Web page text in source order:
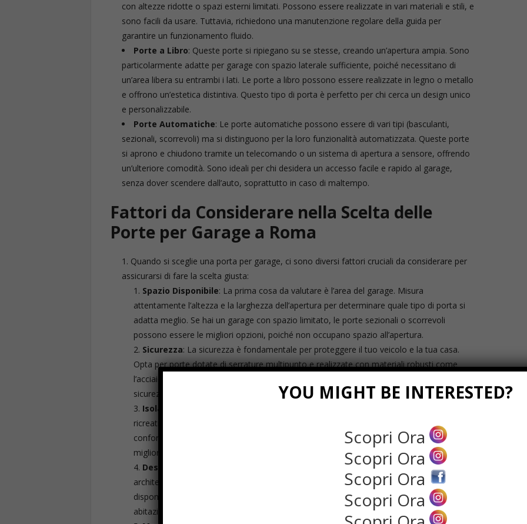
con altezze ridotte o spazi esterni limitati. Possono essere realizzate in vari materiali e stili, e
sono facili da usare. Tuttavia, richiedono una manutenzione regolare della guida per
garantire un funzionamento fluido.
Porte a Libro: Queste porte si ripiegano su se stesse, creando un’apertura ampia. Sono
particolarmente adatte per garage con spazio laterale sufficiente, poiché necessitano di
un’area libera su entrambi i lati. Le porte a libro possono essere realizzate in legno o metallo
e offrono un’estetica distintiva. Questo tipo di porta è perfetto per chi cerca un design unico
e personalizzabile.
Porte Automatiche: Le porte automatiche possono essere di vari tipi (basculanti,
sezionali, scorrevoli) ma si distinguono per la loro funzionalità automatizzata. Queste porte
si aprono e chiudono tramite un telecomando o un sistema di apertura a sensore, offrendo
un’ulteriore comodità. Sono ideali per chi desidera un accesso facile e rapido al garage,
senza dover scendere dall’auto, soprattutto in caso di maltempo.
Fattori da Considerare nella Scelta delle
Porte per Garage a Roma
Quando si sceglie una porta per garage, ci sono diversi fattori cruciali da considerare per
assicurarsi di fare la scelta giusta:
Spazio Disponibile: La prima cosa da valutare è l’area del garage. Misura
attentamente l’altezza e la larghezza dell’apertura per determinare quale tipo di porta si
adatta meglio. Se hai un garage con spazio limitato, le porte sezionali o scorrevoli
possono essere le migliori opzioni, poiché non occupano spazio all’apertura.
Sicurezza: La sicurezza è fondamentale per proteggere il tuo veicolo e la tua casa.
Opta per porte dotate di serrature multipunto e realizzate con materiali robusti come
l’acciaio o l’alluminio. Considera anche l’installazione di sistemi di allerta o telecamere di
sicurezza per una protezione aggiuntiva.
Isolamento Termico
ricreative, è importante scegliere porte ben isolate per mantenere una temperatura
confortevole. Le porte con isolamento termico possono ridurre i costi energetici e
migliorare l’efficienza complessiva della tua abitazione.
Design e Estetica
: La porta del garage dovrebbe armonizzarsi con lo stile
architettonico della tua casa. Esplora le diverse opzioni di design, colori e finiture
disponibili sul mercato. Una porta ben progettata non solo migliora l’aspetto della tua
abitazione, ma può anche aumentare il valore della proprietà.
YOU MIGHT BE INTERESTED?
Scopri Ora
Scopri Ora
Scopri Ora
Scopri Ora